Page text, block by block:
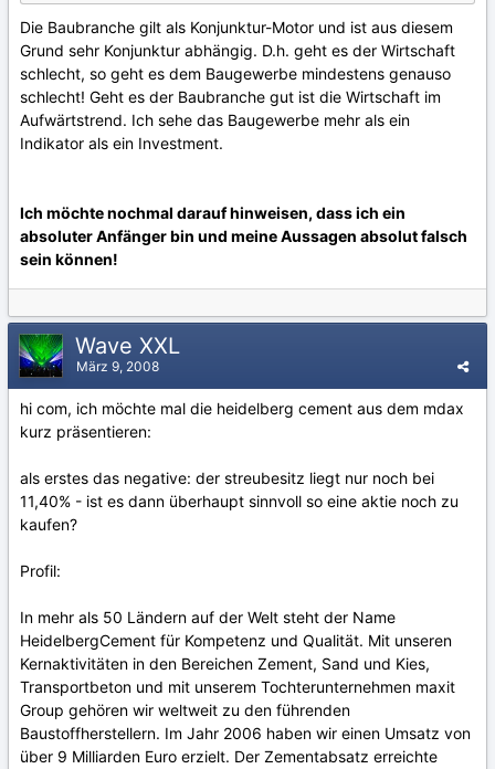
Die Baubranche gilt als Konjunktur-Motor und ist aus diesem
Grund sehr Konjunktur abhängig. D.h. geht es der Wirtschaft
schlecht, so geht es dem Baugewerbe mindestens genauso
schlecht! Geht es der Baubranche gut ist die Wirtschaft im
Aufwärtstrend. Ich sehe das Baugewerbe mehr als ein
Indikator als ein Investment.
Ich möchte nochmal darauf hinweisen, dass ich ein
absoluter Anfänger bin und meine Aussagen absolut falsch
sein können!
Wave XXL
März 9, 2008
hi com, ich möchte mal die heidelberg cement aus dem mdax
kurz präsentieren:
als erstes das negative: der streubesitz liegt nur noch bei
11,40% - ist es dann überhaupt sinnvoll so eine aktie noch zu
kaufen?
Profil:
In mehr als 50 Ländern auf der Welt steht der Name
HeidelbergCement für Kompetenz und Qualität. Mit unseren
Kernaktivitäten in den Bereichen Zement, Sand und Kies,
Transportbeton und mit unserem Tochterunternehmen maxit
Group gehören wir weltweit zu den führenden
Baustoffherstellern. Im Jahr 2006 haben wir einen Umsatz von
über 9 Milliarden Euro erzielt. Der Zementabsatz erreichte